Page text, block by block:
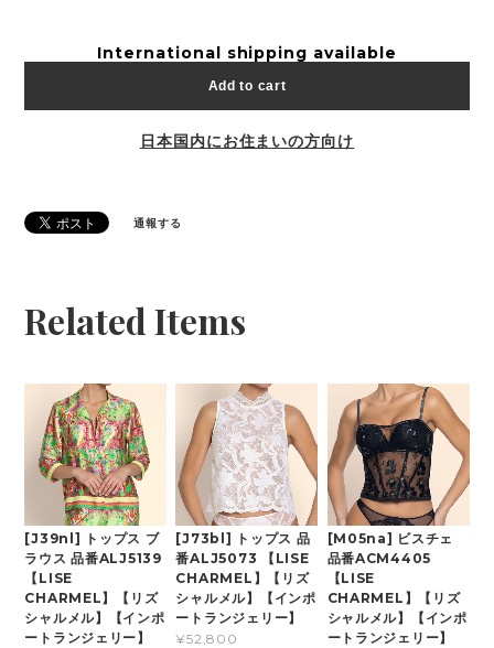
International shipping available
Add to cart
日本国内にお住まいの方向け
通報する
Related Items
[J39nl] トップス ブ
ラウス 品番ALJ5139
【LISE
CHARMEL】【リズ
シャルメル】【インポ
ートランジェリー】
[J73bl] トップス 品
番ALJ5073 【LISE
CHARMEL】【リズ
シャルメル】【インポ
ートランジェリー】
¥52,800
[M05na] ビスチェ
品番ACM4405
【LISE
CHARMEL】【リズ
シャルメル】【インポ
ートランジェリー】